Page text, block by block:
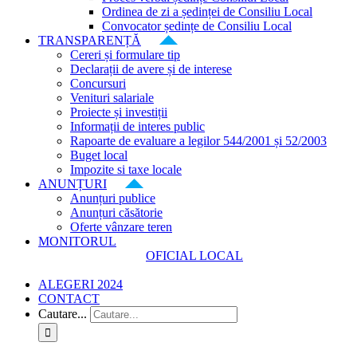
Ordinea de zi a ședinței de Consiliu Local
Convocator ședințe de Consiliu Local
TRANSPARENȚĂ
Cereri și formulare tip
Declarații de avere și de interese
Concursuri
Venituri salariale
Proiecte și investiții
Informații de interes public
Rapoarte de evaluare a legilor 544/2001 și 52/2003
Buget local
Impozite si taxe locale
ANUNȚURI
Anunțuri publice
Anunțuri căsătorie
Oferte vânzare teren
MONITORUL
OFICIAL LOCAL
ALEGERI 2024
CONTACT
Cautare...